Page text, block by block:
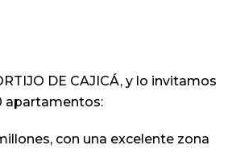
DE CAJICÁ, y lo invitamos
apartamentos:
con una excelente zona